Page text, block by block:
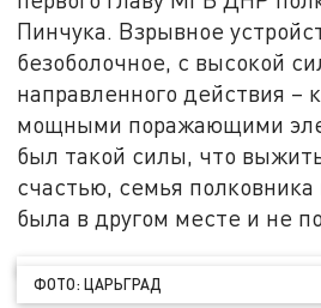
Пинчука. Взрывное
безоболочное, с высокой
направленного действия –
мощными поражающими
был такой силы, что
счастью, семья
была в другом месте и не
ФОТО: ЦАРЬГРАД